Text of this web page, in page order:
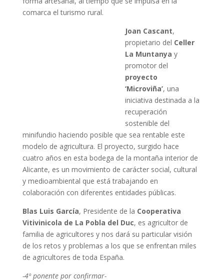
comarca el turismo rural.
Joan Cascant,
propietario del Celler
La Muntanya y
promotor del
proyecto
‘Microviña’, una
iniciativa destinada a la
recuperación
sostenible del
minifundio haciendo posible que sea rentable este
modelo de agricultura. El proyecto, surgido hace
cuatro años en esta bodega de la montaña interior de
Alicante, es un movimiento de carácter social, cultural
y medioambiental que está trabajando en
colaboración con diferentes entidades públicas.
Blas Luis García, Presidente de la Cooperativa
Vitivinicola de La Pobla del Duc, es agricultor de
familia de agricultores y nos dará su particular visión
de los retos y problemas a los que se enfrentan miles
de agricultores de toda España.
-4º ponente por confirmar-